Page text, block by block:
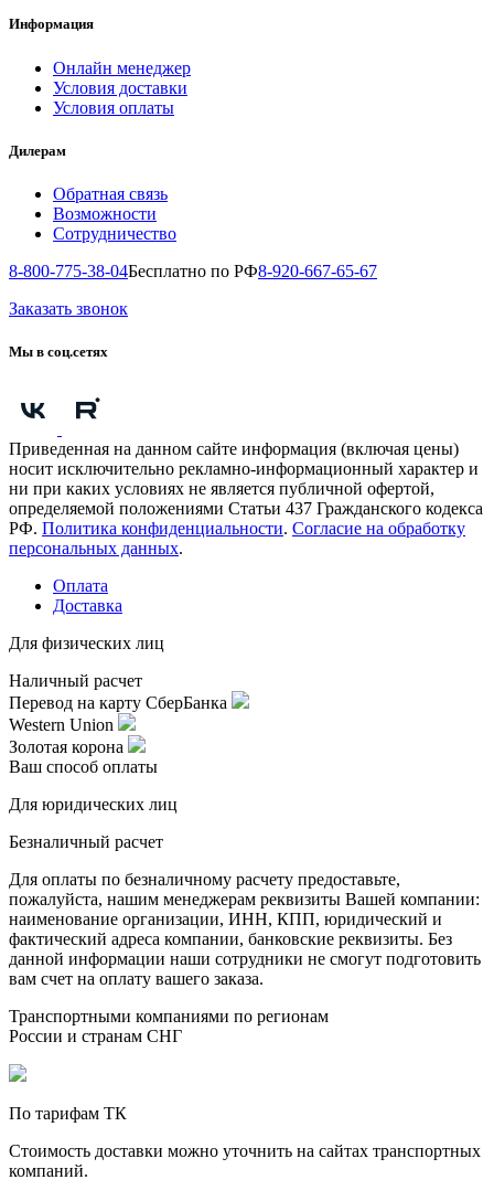
Информация
Онлайн менеджер
Условия доставки
Условия оплаты
Дилерам
Обратная связь
Возможности
Сотрудничество
8-800-775-38-04Бесплатно по РФ8-920-667-65-67
Заказать звонок
Мы в соц.сетях
Приведенная на данном сайте информация (включая цены)
носит исключительно рекламно-информационный характер и
ни при каких условиях не является публичной офертой,
определяемой положениями Статьи 437 Гражданского кодекса
РФ. Политика конфиденциальности. Согласие на обработку
персональных данных.
Оплата
Доставка
Для физических лиц
Наличный расчет
Перевод на карту СберБанка
Western Union
Золотая корона
Ваш способ оплаты
Для юридических лиц
Безналичный расчет
Для оплаты по безналичному расчету предоставьте,
пожалуйста, нашим менеджерам реквизиты Вашей компании:
наименование организации, ИНН, КПП, юридический и
фактический адреса компании, банковские реквизиты. Без
данной информации наши сотрудники не смогут подготовить
вам счет на оплату вашего заказа.
Транспортными компаниями по регионам
России и странам СНГ
По тарифам ТК
Стоимость доставки можно уточнить на сайтах транспортных
компаний.